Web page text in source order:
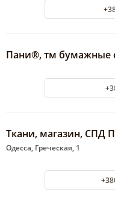
Пани®, тм бумажные
Ткани, магазин, СПД
Одесса, Греческая, 1